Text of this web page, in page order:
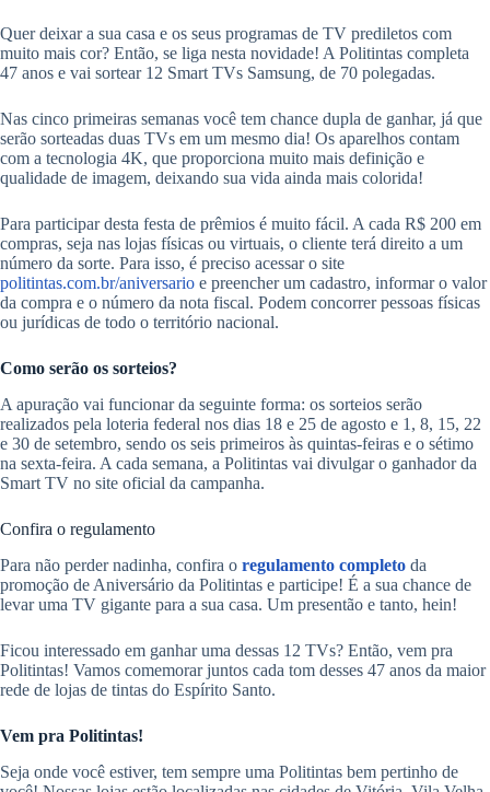
Quer deixar a sua casa e os seus programas de TV prediletos com
muito mais cor? Então, se liga nesta novidade! A Politintas completa
47 anos e vai sortear 12 Smart TVs Samsung, de 70 polegadas.
Nas cinco primeiras semanas você tem chance dupla de ganhar, já que
serão sorteadas duas TVs em um mesmo dia! Os aparelhos contam
com a tecnologia 4K, que proporciona muito mais definição e
qualidade de imagem, deixando sua vida ainda mais colorida!
Para participar desta festa de prêmios é muito fácil. A cada R$ 200 em
compras, seja nas lojas físicas ou virtuais, o cliente terá direito a um
número da sorte. Para isso, é preciso acessar o site
politintas.com.br/aniversario e preencher um cadastro, informar o valor
da compra e o número da nota fiscal. Podem concorrer pessoas físicas
ou jurídicas de todo o território nacional.
Como serão os sorteios?
A apuração vai funcionar da seguinte forma: os sorteios serão
realizados pela loteria federal nos dias 18 e 25 de agosto e 1, 8, 15, 22
e 30 de setembro, sendo os seis primeiros às quintas-feiras e o sétimo
na sexta-feira. A cada semana, a Politintas vai divulgar o ganhador da
Smart TV no site oficial da campanha.
Confira o regulamento
Para não perder nadinha, confira o regulamento completo da
promoção de Aniversário da Politintas e participe! É a sua chance de
levar uma TV gigante para a sua casa. Um presentão e tanto, hein!
Ficou interessado em ganhar uma dessas 12 TVs? Então, vem pra
Politintas! Vamos comemorar juntos cada tom desses 47 anos da maior
rede de lojas de tintas do Espírito Santo.
Vem pra Politintas!
Seja onde você estiver, tem sempre uma Politintas bem pertinho de